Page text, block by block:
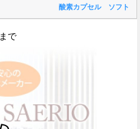
酸素カプセル ソフト
まで